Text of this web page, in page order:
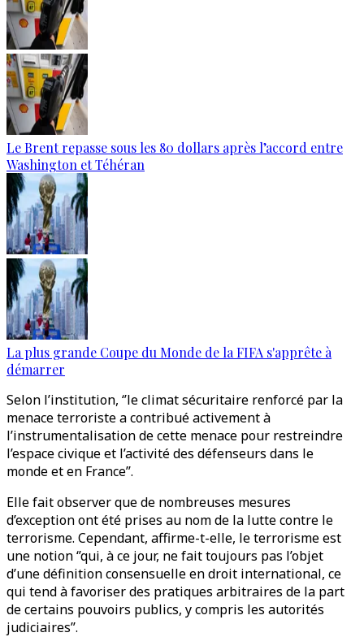
Le Brent repasse sous les 80 dollars après l’accord entre
Washington et Téhéran
La plus grande Coupe du Monde de la FIFA s'apprête à
démarrer
Selon l’institution, ‘’le climat sécuritaire renforcé par la
menace terroriste a contribué activement à
l’instrumentalisation de cette menace pour restreindre
l’espace civique et l’activité des défenseurs dans le
monde et en France’’.
Elle fait observer que de nombreuses mesures
d’exception ont été prises au nom de la lutte contre le
terrorisme. Cependant, affirme-t-elle, le terrorisme est
une notion ‘’qui, à ce jour, ne fait toujours pas l’objet
d’une définition consensuelle en droit international, ce
qui tend à favoriser des pratiques arbitraires de la part
de certains pouvoirs publics, y compris les autorités
judiciaires’’.